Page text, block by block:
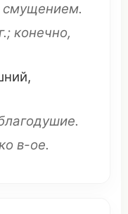
смущением.
конечно,
,
.
в-ое.